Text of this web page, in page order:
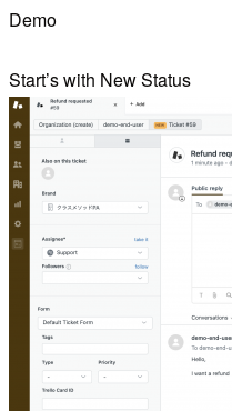
Demo
Start’s with New Status